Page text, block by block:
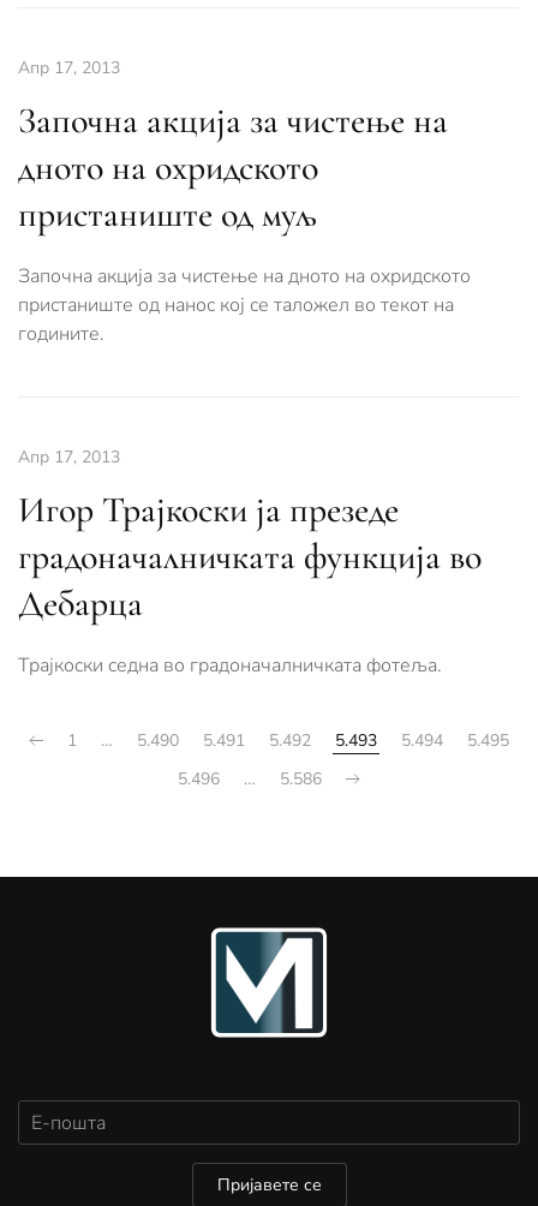
Апр 17, 2013
Започна акција за чистење на
дното на охридското
пристаниште од муљ
Започна акција за чистење на дното на охридското
пристаниште од нанос кој се таложел во текот на
годините.
Апр 17, 2013
Игор Трајкоски ја презеде
градоначалничката функција во
Дебaрца
Трајкоски седна во градоначалничката фотеља.
1 … 5.490 5.491 5.492 5.493 5.494
5.495
5.496
… 5.586
Пријавете се